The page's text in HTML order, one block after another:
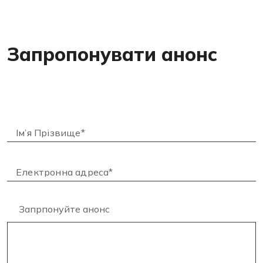
Запропонувати анонс
Запрпонуйте анонс